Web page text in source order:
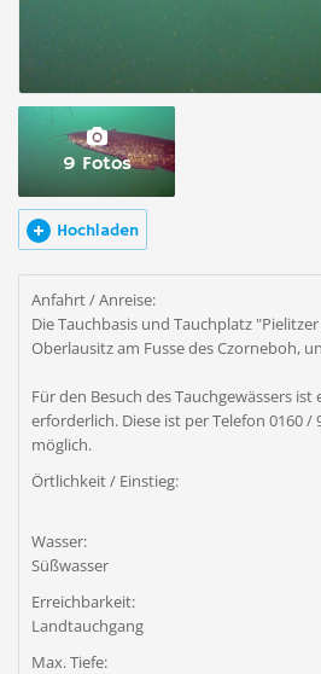
9 Fotos
Hochladen
Anfahrt / Anreise:
Die Tauchbasis und Tauchplatz
Oberlausitz am Fusse des Czorneboh,
Für den Besuch des Tauchgewässers
erforderlich. Diese ist per Telefon 0160 /
möglich.
Örtlichkeit / Einstieg:
Wasser:
Süßwasser
Erreichbarkeit:
Landtauchgang
Max. Tiefe: